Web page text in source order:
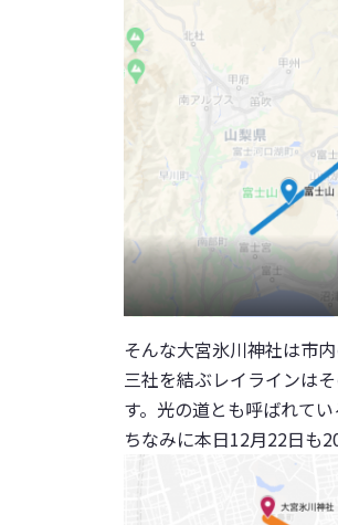
そんな大宮氷川神社は市
三社を結ぶレイラインは
す。光の道とも呼ばれて
ちなみに本日12月22日も